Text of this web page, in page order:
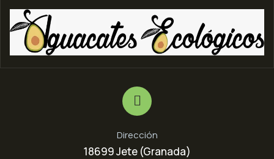
Dirección
18699 Jete (Granada)